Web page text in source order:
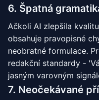
6. Špatná
Ačkoli AI zlepšila
obsahuje pravopisné
neobratné formulace.
redakční standardy -
jasným varovným
7. Neočekávané